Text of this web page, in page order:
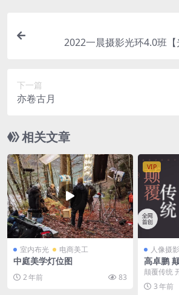
2022一晨摄影光环4.0班【
下一篇
亦卷古月
相关文章
室内布光 电商美工
中庭美学灯位图
2 年前 83
VIP
人像摄影
高卓鹏 颠覆传统 开启体验式
人像摄
颠覆传统
自蜂鸟微
了很多摄
3 年前